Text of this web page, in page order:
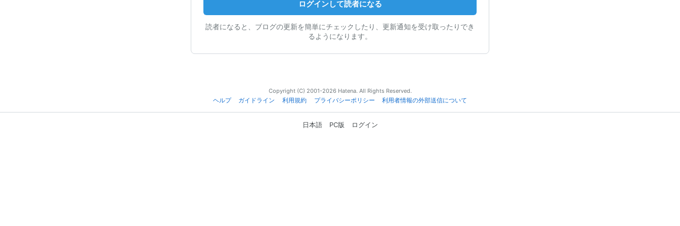
ログインして読者になる
読者になると、ブログの更新を簡単にチェックしたり、更新通知を受け取ったりでき
るようになります。
Copyright (C) 2001-2026 Hatena. All Rights Reserved.
ヘルプ
ガイドライン 利用規約 プライバシーポリシー 利用者情報の外部送信について
日本語 PC版 ログイン